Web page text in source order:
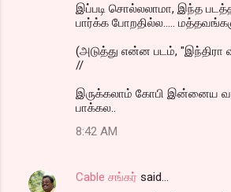
இப்படி சொல்லலாமா, இந்த
பார்க்க போறதில்ல.....
(அடுத்து என்ன படம், "இந்திரா
//
இருக்கலாம் கோபி இன்னைய
பாக்கல..
8:42 AM
Cable சங்கர் said…